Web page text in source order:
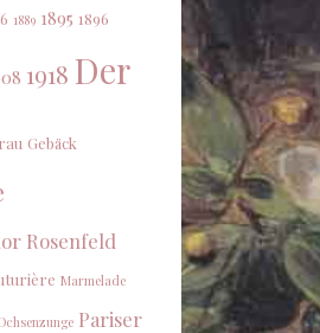
1889 1895 1896
1918 Der
Gebäck
Rosenfeld
Marmelade
Pariser